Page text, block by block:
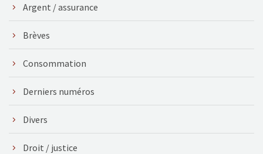
Argent / assurance
Brèves
Consommation
Derniers numéros
Divers
Droit / justice